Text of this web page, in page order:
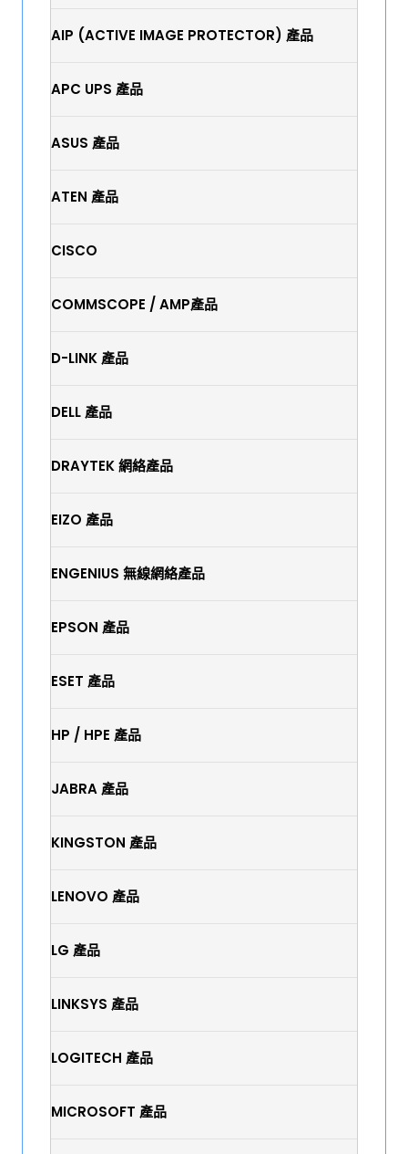
AIP (ACTIVE IMAGE PROTECTOR) 產品
APC UPS 產品
ASUS 產品
ATEN 產品
CISCO
COMMSCOPE / AMP產品
D-LINK 產品
DELL 產品
DRAYTEK 網絡產品
EIZO 產品
ENGENIUS 無線網絡產品
EPSON 產品
ESET 產品
HP / HPE 產品
JABRA 產品
KINGSTON 產品
LENOVO 產品
LG 產品
LINKSYS 產品
LOGITECH 產品
MICROSOFT 產品